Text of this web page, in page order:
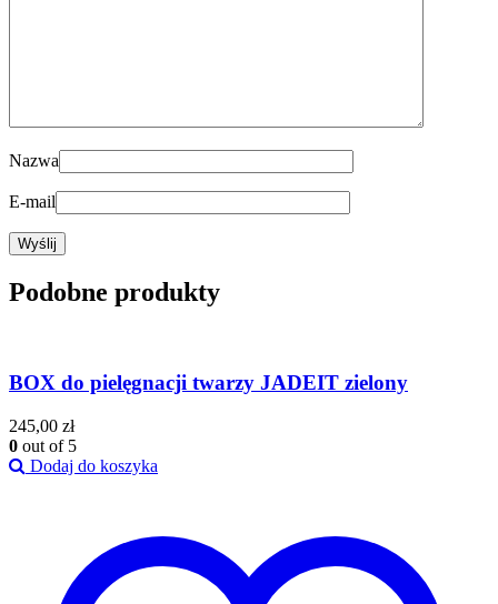
Nazwa
E-mail
Podobne produkty
BOX do pielęgnacji twarzy JADEIT zielony
245,00 zł
0 out of 5
Dodaj do koszyka